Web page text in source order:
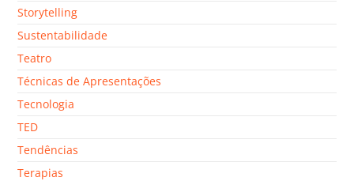
Storytelling
Sustentabilidade
Teatro
Técnicas de Apresentações
Tecnologia
TED
Tendências
Terapias